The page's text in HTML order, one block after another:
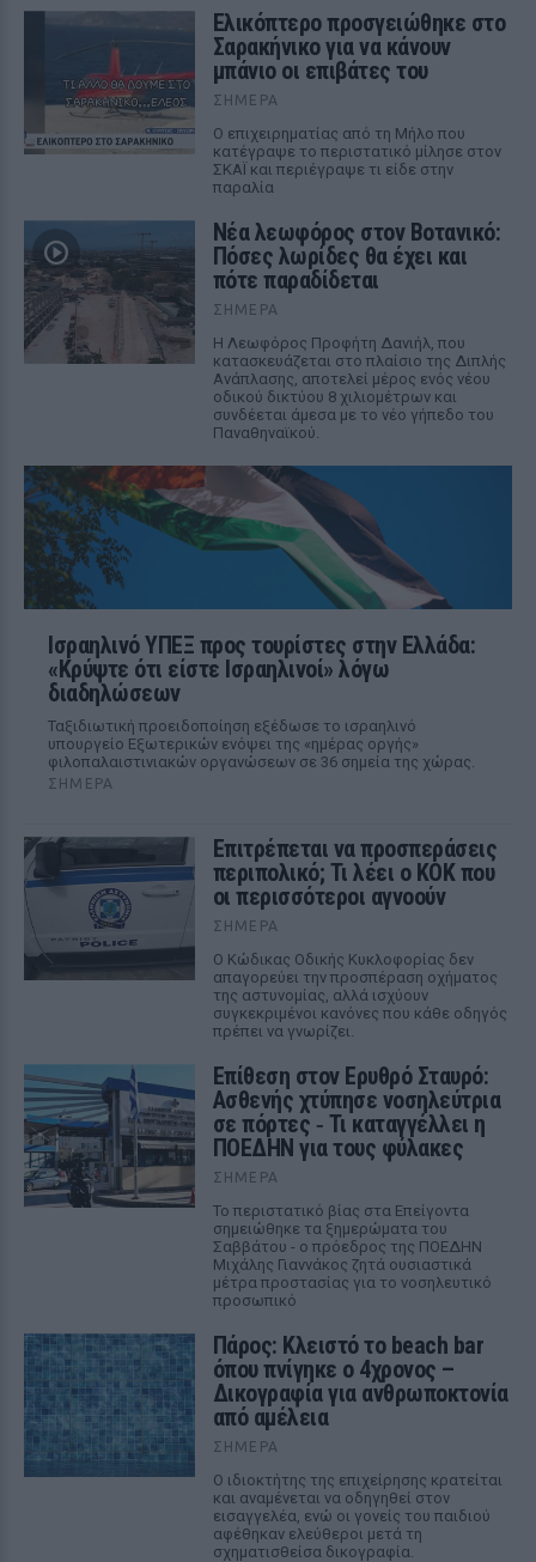
Ελικόπτερο προσγειώθηκε στο
Σαρακήνικο για να κάνουν
μπάνιο οι επιβάτες του
ΣΉΜΕΡΑ
Ο επιχειρηματίας από τη Μήλο που
κατέγραψε το περιστατικό μίλησε στον
ΣΚΑΪ και περιέγραψε τι είδε στην
παραλία
Νέα λεωφόρος στον Βοτανικό:
Πόσες λωρίδες θα έχει και
πότε παραδίδεται
ΣΉΜΕΡΑ
Η Λεωφόρος Προφήτη Δανιήλ, που
κατασκευάζεται στο πλαίσιο της Διπλής
Ανάπλασης, αποτελεί μέρος ενός νέου
οδικού δικτύου 8 χιλιομέτρων και
συνδέεται άμεσα με το νέο γήπεδο του
Παναθηναϊκού.
Ισραηλινό ΥΠΕΞ προς τουρίστες στην Ελλάδα:
«Κρύψτε ότι είστε Ισραηλινοί» λόγω
διαδηλώσεων
Ταξιδιωτική προειδοποίηση εξέδωσε το ισραηλινό
υπουργείο Εξωτερικών ενόψει της «ημέρας οργής»
φιλοπαλαιστινιακών οργανώσεων σε 36 σημεία της χώρας.
ΣΉΜΕΡΑ
Επιτρέπεται να προσπεράσεις
περιπολικό; Τι λέει ο ΚΟΚ που
οι περισσότεροι αγνοούν
ΣΉΜΕΡΑ
Ο Κώδικας Οδικής Κυκλοφορίας δεν
απαγορεύει την προσπέραση οχήματος
της αστυνομίας, αλλά ισχύουν
συγκεκριμένοι κανόνες που κάθε οδηγός
πρέπει να γνωρίζει.
Επίθεση στον Ερυθρό Σταυρό:
Ασθενής χτύπησε νοσηλεύτρια
σε πόρτες ‑ Τι καταγγέλλει η
ΠΟΕΔΗΝ για τους φύλακες
ΣΉΜΕΡΑ
Το περιστατικό βίας στα Επείγοντα
σημειώθηκε τα ξημερώματα του
Σαββάτου - ο πρόεδρος της ΠΟΕΔΗΝ
Μιχάλης Γιαννάκος ζητά ουσιαστικά
μέτρα προστασίας για το νοσηλευτικό
προσωπικό
Πάρος: Κλειστό το beach bar
όπου πνίγηκε ο 4χρονος –
Δικογραφία για ανθρωποκτονία
από αμέλεια
ΣΉΜΕΡΑ
Ο ιδιοκτήτης της επιχείρησης κρατείται
και αναμένεται να οδηγηθεί στον
εισαγγελέα, ενώ οι γονείς του παιδιού
αφέθηκαν ελεύθεροι μετά τη
σχηματισθείσα δικογραφία.